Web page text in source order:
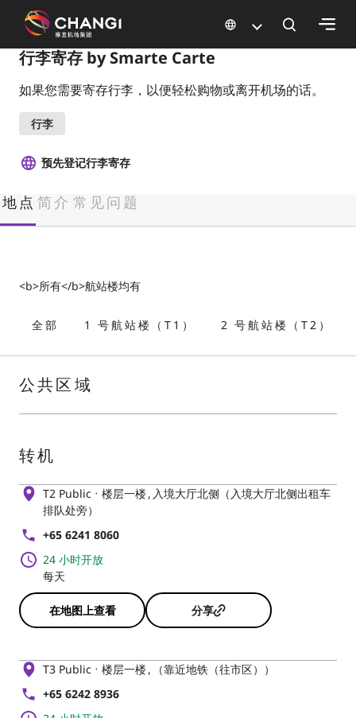
所
有
樟
宜
网
站:
言:
行李寄存 by Smarte Carte
如果您需要寄存行李，以便轻松购物或离开机场的话。
行李
预先登记行李寄存
地点 简介 常见问题
<b>所有</b>航站楼均有
全部 1 号航站楼（T1） 2 号航站楼（T2）
公共区域
转机
T2 Public 楼层一楼 入境大厅北侧（入境大厅北侧出租车
排队处旁）
+65 6241 8060
24 小时开放
每天
在地图上查看 分享
T3 Public 楼层一楼
（靠近地铁（往市区））
+65 6242 8936